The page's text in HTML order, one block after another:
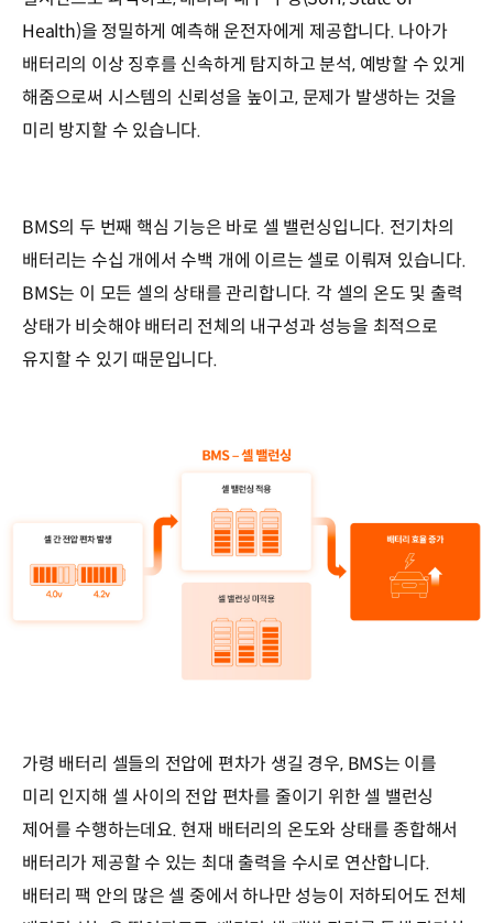
Health)을 정밀하게 예측해 운전자에게 제공합니다. 나아가
배터리의 이상 징후를 신속하게 탐지하고 분석, 예방할 수 있게
해줌으로써 시스템의 신뢰성을 높이고, 문제가 발생하는 것을
미리 방지할 수 있습니다.
BMS의 두 번째 핵심 기능은 바로 셀 밸런싱입니다. 전기차의
배터리는 수십 개에서 수백 개에 이르는 셀로 이뤄져 있습니다.
BMS는 이 모든 셀의 상태를 관리합니다. 각 셀의 온도 및 출력
상태가 비슷해야 배터리 전체의 내구성과 성능을 최적으로
유지할 수 있기 때문입니다.
가령 배터리 셀들의 전압에 편차가 생길 경우, BMS는 이를
미리 인지해 셀 사이의 전압 편차를 줄이기 위한 셀 밸런싱
제어를 수행하는데요. 현재 배터리의 온도와 상태를 종합해서
배터리가 제공할 수 있는 최대 출력을 수시로 연산합니다.
배터리 팩 안의 많은 셀 중에서 하나만 성능이 저하되어도 전체